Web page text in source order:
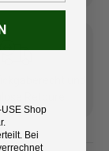
und
Shop
Bei